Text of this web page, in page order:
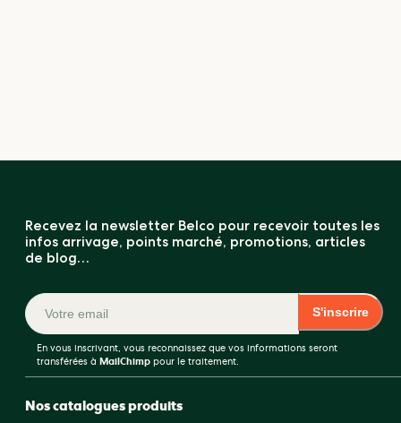
Nos catalogues produits
Recevez la newsletter Belco pour recevoir toutes les
infos arrivage, points marché, promotions, articles
de blog…
S'inscrire
En vous inscrivant, vous reconnaissez que vos informations seront
transférées à MailChimppour le traitement.